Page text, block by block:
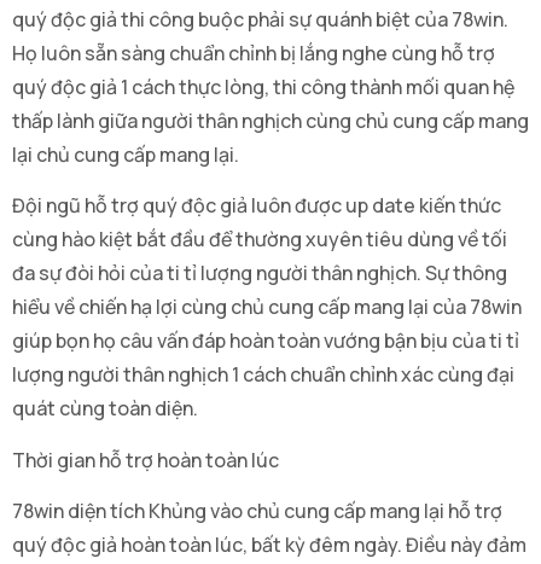
quý độc giả thi công buộc phải sự quánh biệt của 78win.
Họ luôn sẵn sàng chuẩn chỉnh bị lắng nghe cùng hỗ trợ
quý độc giả 1 cách thực lòng, thi công thành mối quan hệ
thấp lành giữa người thân nghịch cùng chủ cung cấp mang
lại chủ cung cấp mang lại.
Đội ngũ hỗ trợ quý độc giả luôn được up date kiến thức
cùng hào kiệt bắt đầu để thường xuyên tiêu dùng về tối
đa sự đòi hỏi của ti tỉ lượng người thân nghịch. Sự thông
hiểu về chiến hạ lợi cùng chủ cung cấp mang lại của 78win
giúp bọn họ câu vấn đáp hoàn toàn vướng bận bịu của ti tỉ
lượng người thân nghịch 1 cách chuẩn chỉnh xác cùng đại
quát cùng toàn diện.
Thời gian hỗ trợ hoàn toàn lúc
78win diện tích Khủng vào chủ cung cấp mang lại hỗ trợ
quý độc giả hoàn toàn lúc, bất kỳ đêm ngày. Điều này đảm